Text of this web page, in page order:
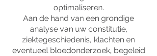
optimaliseren.
Aan de hand van een grondige
analyse van uw constitutie,
ziektegeschiedenis, klachten en
eventueel bloedonderzoek, begeleid